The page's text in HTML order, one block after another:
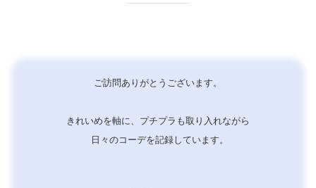
ご訪問ありがとうございます。
きれいめを軸に、 プチプラも取り入れながら
日々のコーデを記録しています。